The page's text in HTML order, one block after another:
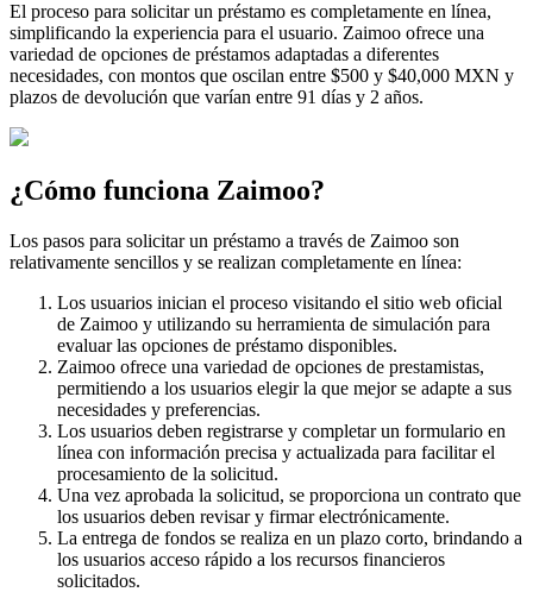
El proceso para solicitar un préstamo es completamente en línea,
simplificando la experiencia para el usuario. Zaimoo ofrece una
variedad de opciones de préstamos adaptadas a diferentes
necesidades, con montos que oscilan entre $500 y $40,000 MXN y
plazos de devolución que varían entre 91 días y 2 años.
¿Cómo funciona Zaimoo?
Los pasos para solicitar un préstamo a través de Zaimoo son
relativamente sencillos y se realizan completamente en línea:
Los usuarios inician el proceso visitando el sitio web oficial
de Zaimoo y utilizando su herramienta de simulación para
evaluar las opciones de préstamo disponibles.
Zaimoo ofrece una variedad de opciones de prestamistas,
permitiendo a los usuarios elegir la que mejor se adapte a sus
necesidades y preferencias.
Los usuarios deben registrarse y completar un formulario en
línea con información precisa y actualizada para facilitar el
procesamiento de la solicitud.
Una vez aprobada la solicitud, se proporciona un contrato que
los usuarios deben revisar y firmar electrónicamente.
La entrega de fondos se realiza en un plazo corto, brindando a
los usuarios acceso rápido a los recursos financieros
solicitados.